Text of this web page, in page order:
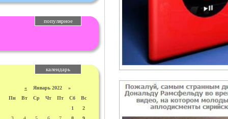
популярное
календарь
« Январь 2022 »
Пн
Вт Ср Чт Пт Сб
Вс
1
2